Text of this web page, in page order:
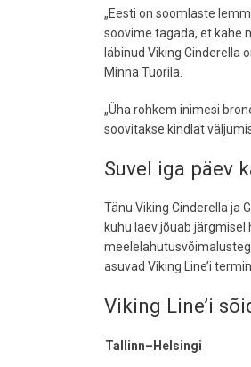
„Eesti on soomlaste
soovime tagada, et kahe
läbinud Viking Cinderella
Minna Tuorila.
„Üha rohkem inimesi
soovitakse kindlat
Suvel iga päev
Tänu Viking Cinderella ja
kuhu laev jõuab
asuvad Viking Line’i
Viking Line’i
Tallinn–Helsingi